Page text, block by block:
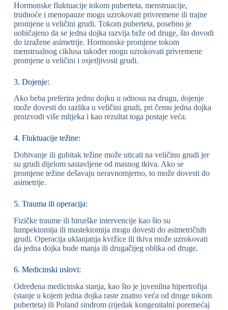
Hormonske fluktuacije tokom puberteta, menstruacije,
trudnoće i menopauze mogu uzrokovati privremene ili trajne
promjene u veličini grudi. Tokom puberteta, posebno je
uobičajeno da se jedna dojka razvija brže od druge, što dovodi
do izražene asimetrije. Hormonske promjene tokom
menstrualnog ciklusa također mogu uzrokovati privremene
promjene u veličini i osjetljivosti grudi.
3. Dojenje:
Ako beba preferira jednu dojku u odnosu na drugu, dojenje
može dovesti do razlika u veličini grudi, pri čemu jedna dojka
proizvodi više mlijeka i kao rezultat toga postaje veća.
4. Fluktuacije težine:
Dobivanje ili gubitak težine može uticati na veličinu grudi jer
su grudi dijelom sastavljene od masnog tkiva. Ako se
promjene težine dešavaju neravnomjerno, to može dovesti do
asimetrije.
5. Trauma ili operacija:
Fizičke traume ili hirurške intervencije kao što su
lumpektomija ili mastektomija mogu dovesti do asimetričnih
grudi. Operacija uklanjanja kvržice ili tkiva može uzrokovati
da jedna dojka bude manja ili drugačijeg oblika od druge.
6. Medicinski uslovi:
Određena medicinska stanja, kao što je juvenilna hipertrofija
(stanje u kojem jedna dojka raste znatno veća od druge tokom
puberteta) ili Poland sindrom (rijedak kongenitalni poremećaj